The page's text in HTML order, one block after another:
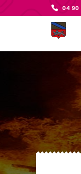
04 90